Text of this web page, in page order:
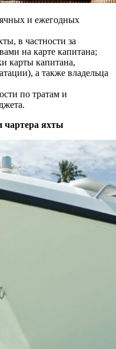
и ежегодных
в частности за
на карте капитана;
карты капитана,
а также владельца
по тратам и
чартера яхты